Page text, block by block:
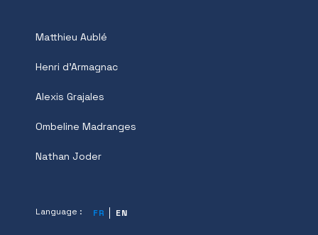
Matthieu Aublé
Henri d’Armagnac
Alexis Grajales
Ombeline Madranges
Nathan Joder
Language : FR EN